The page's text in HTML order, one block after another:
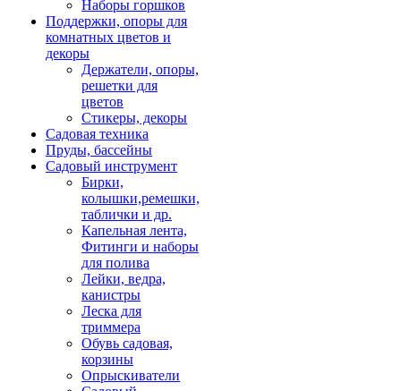
Наборы горшков
Поддержки, опоры для
комнатных цветов и
декоры
Держатели, опоры,
решетки для
цветов
Стикеры, декоры
Садовая техника
Пруды, бассейны
Садовый инструмент
Бирки,
колышки,ремешки,
таблички и др.
Капельная лента,
Фитинги и наборы
для полива
Лейки, ведра,
канистры
Леска для
триммера
Обувь садовая,
корзины
Опрыскиватели